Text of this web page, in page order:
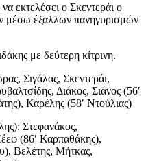
εκτελέσει ο Σκεντεράι ο
μέσω έξαλλων πανηγυρισμών
με δεύτερη κίτρινη.
Σιγάλας, Σκεντεράι,
Διάκος, Σιάνος (56′
Καρέλης (58′ Ντούλιας)
Στεφανάκος,
(86′ Καρπαθάκης),
Βελέτης, Μήτκας,